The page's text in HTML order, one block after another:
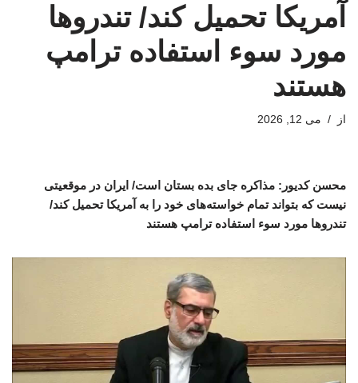
آمریکا تحمیل کند/ تندروها
مورد سوء استفاده ترامپ
هستند
از می 12, 2026
محسن کدیور: مذاکره جای بده بستان است/ ایران در موقعیتی
نیست که بتواند تمام خواسته‌های خود را به آمریکا تحمیل کند/
تندروها مورد سوء استفاده ترامپ هستند